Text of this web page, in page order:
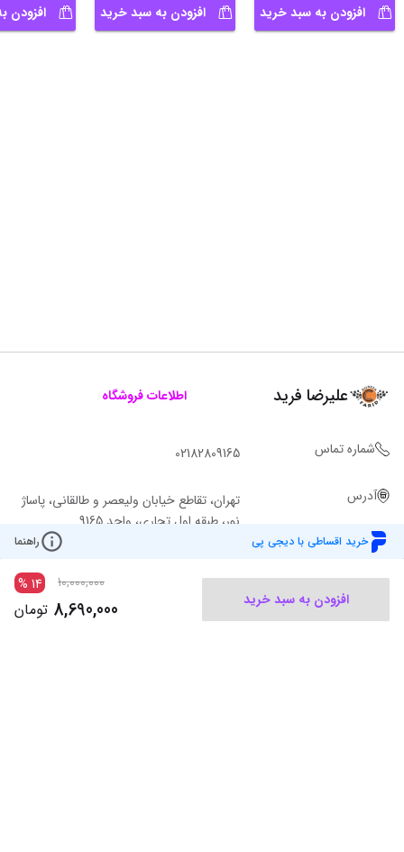
افزودن به سبد خرید
افزودن به سبد خرید
افزودن
خرید اقساطی با دیجی پی راهنما
افزودن به سبد خرید
10,000,000
14
%
8,690,000 تومان
علیرضا فرید اطلاعات فروشگاه
شماره تماس 02182809165
آدرس
تهران، تقاطع خیابان ولیعصر و طالقانی، پاساژ
نور، طبقه اول تجاری، واحد 9165